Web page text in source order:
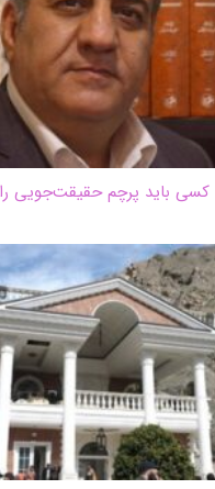
باید پرچم حقیقت‌جویی را